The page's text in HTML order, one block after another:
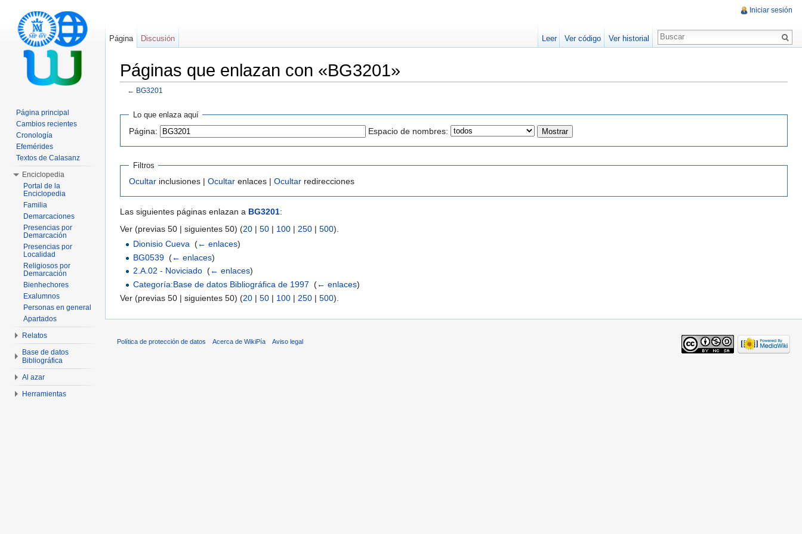
Páginas que enlazan con «BG3201»
← BG3201
Lo que enlaza aquí
Página: Espacio de nombres:
Filtros
Ocultar inclusiones | Ocultar enlaces | Ocultar redirecciones
Las siguientes páginas enlazan a BG3201:
Ver (previas 50 | siguientes 50) (20 | 50 | 100 | 250 | 500).
Dionisio Cueva (← enlaces)
BG0539 (← enlaces)
2.A.02 - Noviciado (← enlaces)
Categoría:Base de datos Bibliográfica de 1997
(← enlaces)
Ver (previas 50 | siguientes 50) (20 | 50 | 100 | 250 | 500).
Iniciar sesión
Página Discusión Leer Ver código Ver historial
Página principal
Cambios recientes
Cronología
Efemérides
Textos de Calasanz
Enciclopedia
Portal de la
Enciclopedia
Familia
Demarcaciones
Presencias por
Demarcación
Presencias por
Localidad
Religiosos por
Demarcación
Bienhechores
Exalumnos
Personas en general
Apartados
Relatos
Base de datos
Bibliográfica
Al azar
Herramientas
Política de protección de datos Acerca de WikiPía Aviso legal